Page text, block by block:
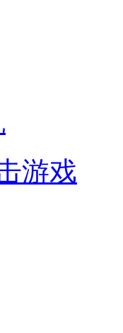
游戏